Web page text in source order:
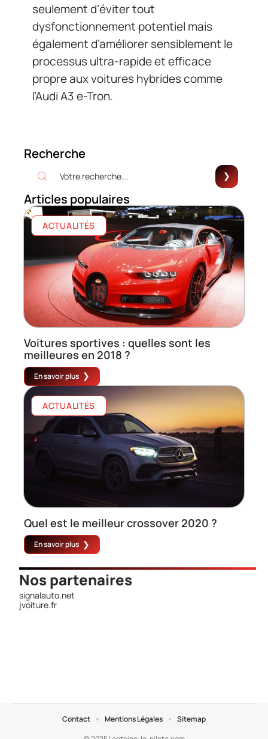
seulement d’éviter tout
dysfonctionnement potentiel mais
également d’améliorer sensiblement le
processus ultra-rapide et efficace
propre aux voitures hybrides comme
l’Audi A3 e-Tron.
Recherche
Articles populaires
ACTUALITÉS
Voitures sportives : quelles sont les
meilleures en 2018 ?
En savoir plus
ACTUALITÉS
Quel est le meilleur crossover 2020 ?
En savoir plus
Nos partenaires
signalauto.net
jvoiture.fr
Contact Mentions Légales Sitemap